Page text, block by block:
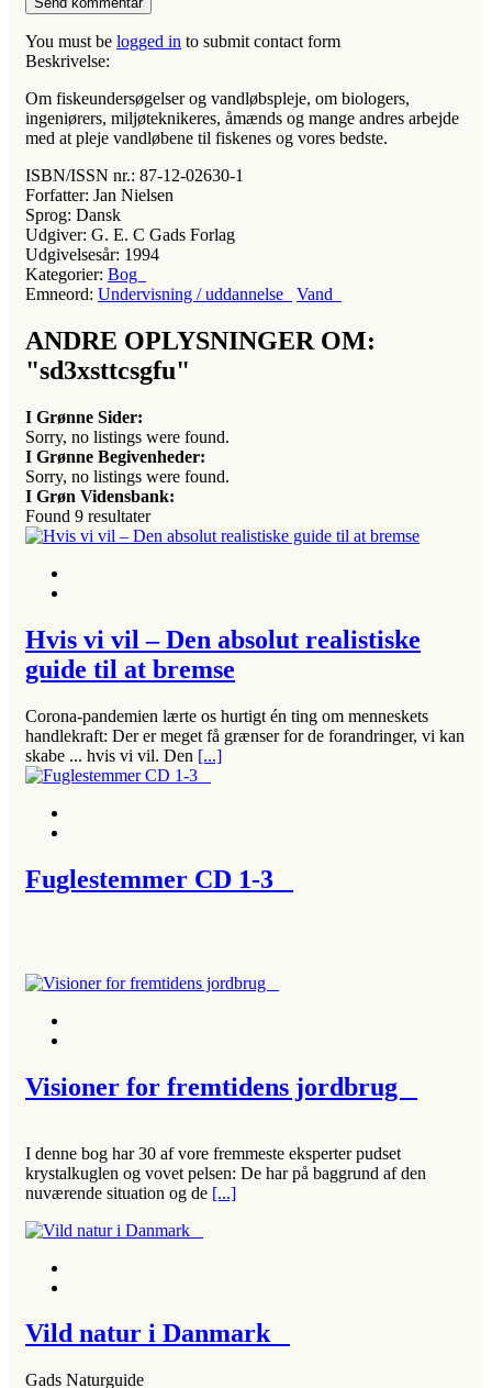
You must be logged in to submit contact form
Beskrivelse:
Om fiskeundersøgelser og vandløbspleje, om biologers,
ingeniørers, miljøteknikeres, åmænds og mange andres arbejde
med at pleje vandløbene til fiskenes og vores bedste.
ISBN/ISSN nr.: 87-12-02630-1
Forfatter: Jan Nielsen
Sprog: Dansk
Udgiver: G. E. C Gads Forlag
Udgivelsesår: 1994
Kategorier: Bog
Emneord: Undervisning / uddannelse Vand
ANDRE OPLYSNINGER OM:
"sd3xsttcsgfu"
I Grønne Sider:
Sorry, no listings were found.
I Grønne Begivenheder:
Sorry, no listings were found.
I Grøn Vidensbank:
Found 9 resultater
Hvis vi vil – Den absolut realistiske
guide til at bremse
Corona-pandemien lærte os hurtigt én ting om menneskets
handlekraft: Der er meget få grænser for de forandringer, vi kan
skabe ... hvis vi vil. Den [...]
Fuglestemmer CD 1-3
Visioner for fremtidens jordbrug
I denne bog har 30 af vore fremmeste eksperter pudset
krystalkuglen og vovet pelsen: De har på baggrund af den
nuværende situation og de [...]
Vild natur i Danmark
Gads Naturguide